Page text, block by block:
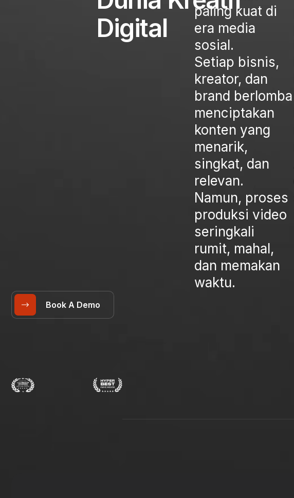
Digital
paling kuat di
era media
sosial.
Setiap bisnis,
kreator, dan
brand berlomba
menciptakan
konten yang
menarik,
singkat, dan
relevan.
Namun, proses
produksi video
seringkali
rumit, mahal,
dan memakan
waktu.
Book A Demo